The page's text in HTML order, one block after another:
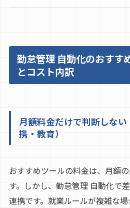
勤怠管理 自動化のおすす
とコスト内訳
月額料金だけで判断しな
携・教育）
おすすめツールの料金は、月額
す。しかし、勤怠管理 自動化で
連携です。就業ルールが複雑な